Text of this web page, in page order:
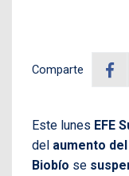
Comparte
Este lunes EFE
del aumento
Biobío se